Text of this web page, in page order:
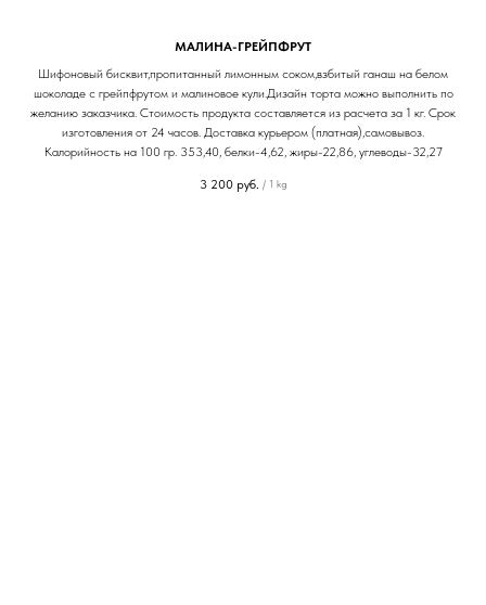
МАЛИНА-ГРЕЙПФРУТ
Шифоновый бисквит,пропитанный лимонным соком,взбитый ганаш на белом
шоколаде с грейпфрутом и малиновое кули.Дизайн торта можно выполнить по
желанию заказчика. Стоимость продукта составляется из расчета за 1 кг. Срок
изготовления от 24 часов. Доставка курьером (платная),самовывоз.
Калорийность на 100 гр. 353,40, белки-4,62, жиры-22,86, углеводы-32,27
3 200 руб. / 1 kg